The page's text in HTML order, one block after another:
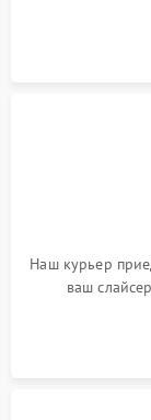
Наш курьер
ваш